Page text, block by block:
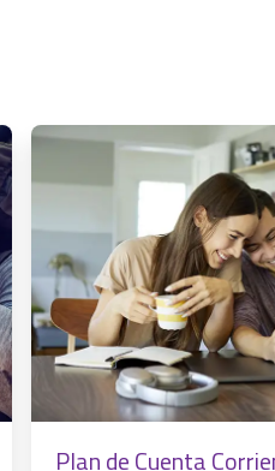
Plan de Cuenta